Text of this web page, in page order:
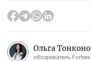
Ольга
обозреватель